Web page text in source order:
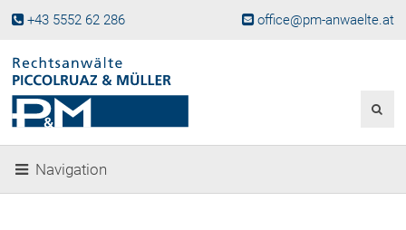
+43 5552 62 286 office@pm-anwaelte.at
Fachgebiete
Gesellschaftsgründung &
Beteiligungen
Navigation